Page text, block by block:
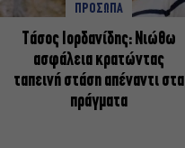
ΠΡΟΣΩΠΑ
Tάσος Ιορδανίδης: Νιώθω
ασφάλεια κρατώντας
ταπεινή στάση απέναντι στα
πράγματα